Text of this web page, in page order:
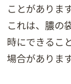
ことがありま
これは、膿の
時にできるこ
場合があります